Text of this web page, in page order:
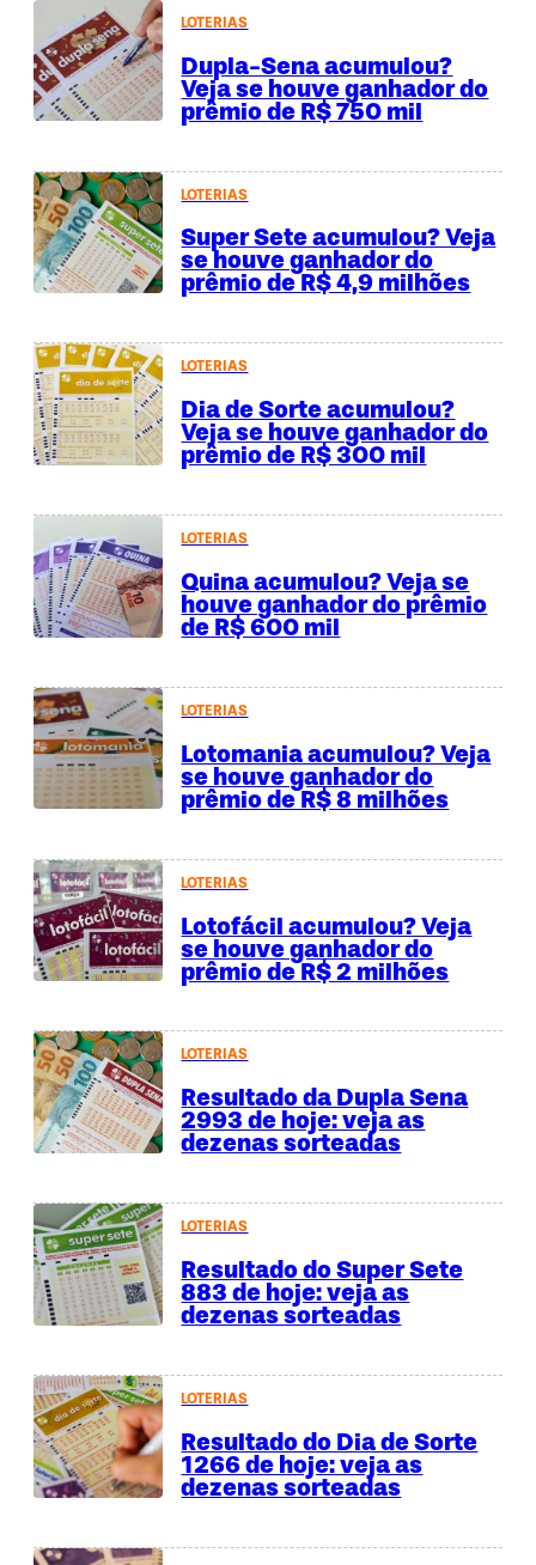
LOTERIAS
Dupla-Sena acumulou?
Veja se houve ganhador do
prêmio de R$ 750 mil
LOTERIAS
Super Sete acumulou? Veja
se houve ganhador do
prêmio de R$ 4,9 milhões
LOTERIAS
Dia de Sorte acumulou?
Veja se houve ganhador do
prêmio de R$ 300 mil
LOTERIAS
Quina acumulou? Veja se
houve ganhador do prêmio
de R$ 600 mil
LOTERIAS
Lotomania acumulou? Veja
se houve ganhador do
prêmio de R$ 8 milhões
LOTERIAS
Lotofácil acumulou? Veja
se houve ganhador do
prêmio de R$ 2 milhões
LOTERIAS
Resultado da Dupla Sena
2993 de hoje: veja as
dezenas sorteadas
LOTERIAS
Resultado do Super Sete
883 de hoje: veja as
dezenas sorteadas
LOTERIAS
Resultado do Dia de Sorte
1266 de hoje: veja as
dezenas sorteadas